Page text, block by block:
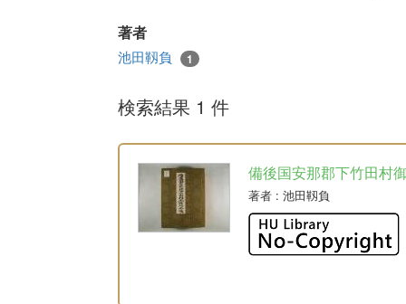
著者
池田靱負 1
検索結果 1 件
備後国安那郡下竹田村
著者 : 池田靱負